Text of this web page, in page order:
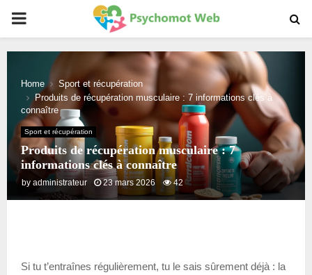
PRIMARY
MENU
Home
Sport et récupération
Produits de récupération musculaire : 7 informations clés à
connaître
Sport et récupération
Produits de récupération musculaire : 7
informations clés à connaître
by administrateur 23 mars 2026 42
Si tu t’entraînes régulièrement, tu le sais sûrement déjà : la